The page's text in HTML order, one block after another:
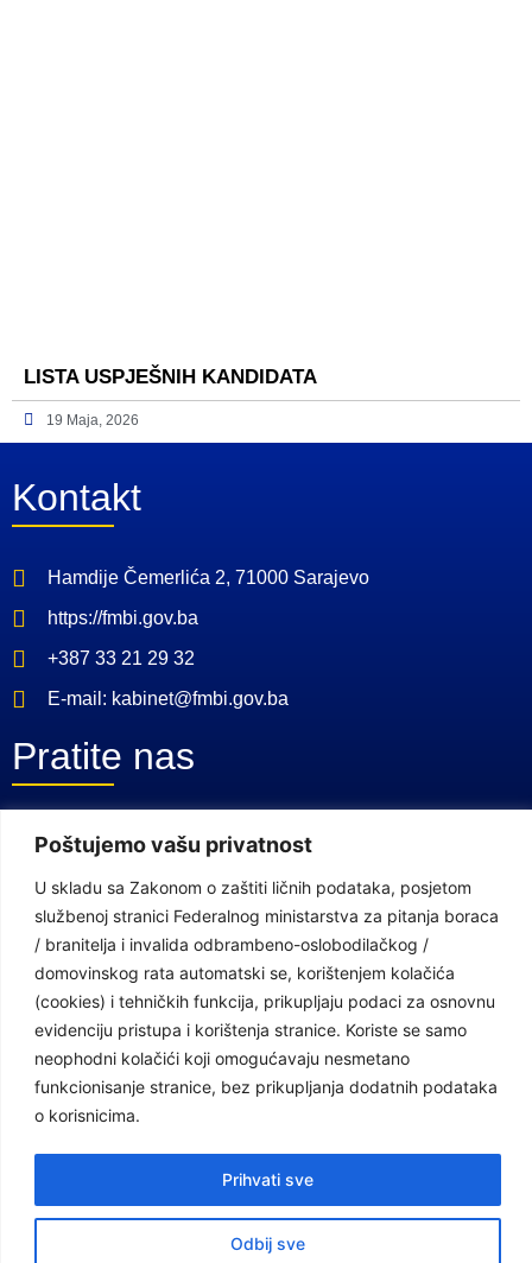
Poštujemo vašu privatnost
U skladu sa Zakonom o zaštiti ličnih podataka, posjetom
službenoj stranici Federalnog ministarstva za pitanja boraca
/ branitelja i invalida odbrambeno-oslobodilačkog /
domovinskog rata automatski se, korištenjem kolačića
(cookies) i tehničkih funkcija, prikupljaju podaci za osnovnu
evidenciju pristupa i korištenja stranice. Koriste se samo
neophodni kolačići koji omogućavaju nesmetano
funkcionisanje stranice, bez prikupljanja dodatnih podataka
o korisnicima.
Odbij sve
Prihvati sve
LISTA USPJEŠNIH KANDIDATA
19 Maja, 2026
Kontakt
Hamdije Čemerlića 2, 71000 Sarajevo
https://fmbi.gov.ba
+387 33 21 29 32
E-mail: kabinet@fmbi.gov.ba
Pratite nas
Facebook Stranica
Youtube Kanal
Linkovi
Vlada Federacije Bosne i Hercegovine
Federalno ministarstvo finansija
Federalni zavod za penzijsko i invalidsko osiguranje
Federalno ministarstvo za pitanja boraca /branitelja i invalida
odbrambeno-oslobodilačkog / domovinskog rata